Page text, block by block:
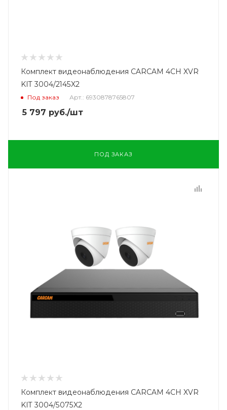
Комплект видеонаблюдения CARCAM 4CH XVR
KIT 3004/2145X2
Под заказ Арт.: 6930878765807
5 797 руб./шт
ПОД ЗАКАЗ
Комплект видеонаблюдения CARCAM 4CH XVR
KIT 3004/5075X2